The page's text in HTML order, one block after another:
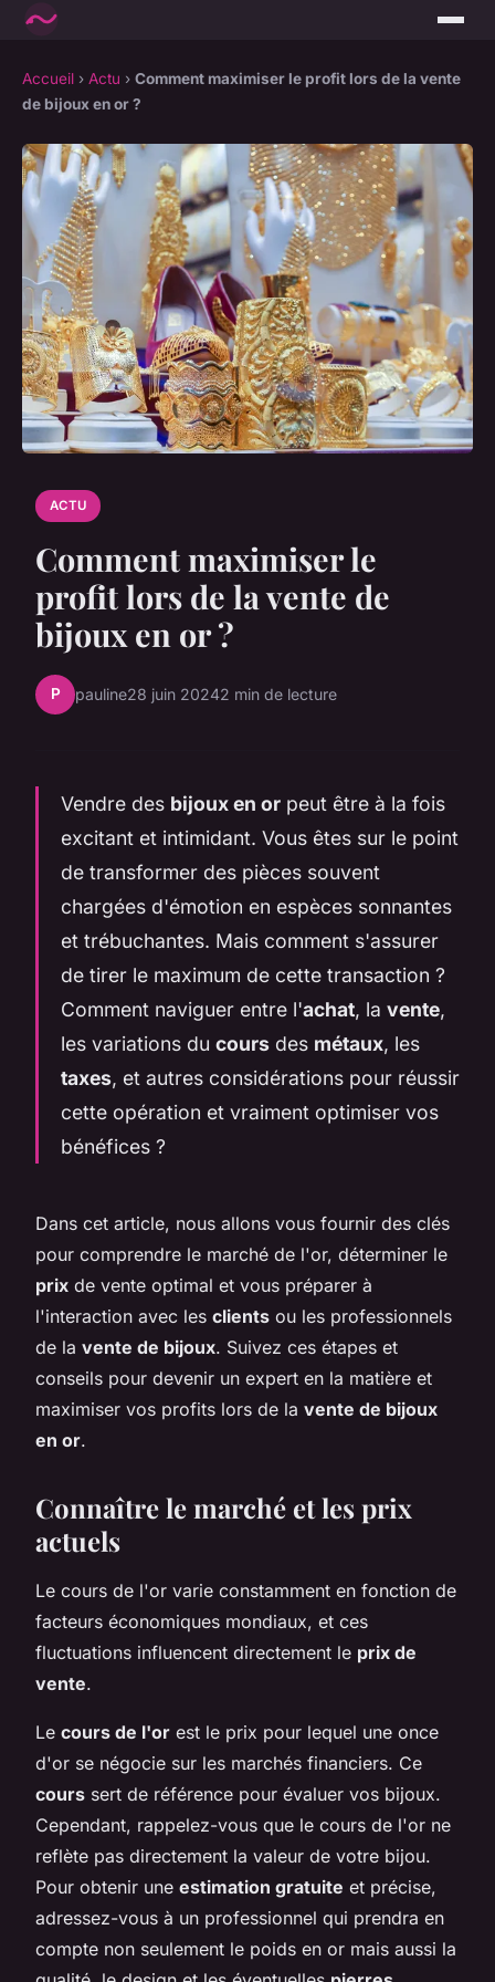
Accueil › Actu › Comment maximiser le profit lors de la vente
de bijoux en or ?
ACTU
Comment maximiser le
profit lors de la vente de
bijoux en or ?
P pauline28 juin 20242 min de lecture
Vendre des bijoux en or peut être à la fois
excitant et intimidant. Vous êtes sur le point
de transformer des pièces souvent
chargées d'émotion en espèces sonnantes
et trébuchantes. Mais comment s'assurer
de tirer le maximum de cette transaction ?
Comment naviguer entre l'achat, la vente,
les variations du cours des métaux, les
taxes, et autres considérations pour réussir
cette opération et vraiment optimiser vos
bénéfices ?
Dans cet article, nous allons vous fournir des clés
pour comprendre le marché de l'or, déterminer le
prix de vente optimal et vous préparer à
l'interaction avec les clients ou les professionnels
de la vente de bijoux. Suivez ces étapes et
conseils pour devenir un expert en la matière et
maximiser vos profits lors de la vente de bijoux
en or.
Connaître le marché et les prix
actuels
Le cours de l'or varie constamment en fonction de
facteurs économiques mondiaux, et ces
fluctuations influencent directement le prix de
vente.
Le cours de l'or est le prix pour lequel une once
d'or se négocie sur les marchés financiers. Ce
cours sert de référence pour évaluer vos bijoux.
Cependant, rappelez-vous que le cours de l'or ne
reflète pas directement la valeur de votre bijou.
Pour obtenir une estimation gratuite et précise,
adressez-vous à un professionnel qui prendra en
compte non seulement le poids en or mais aussi la